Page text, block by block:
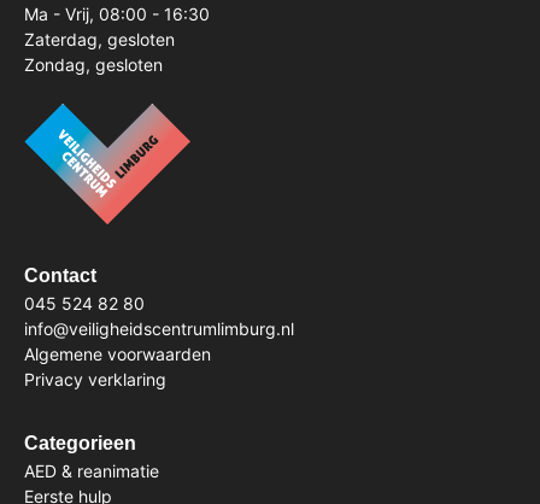
Ma - Vrij, 08:00 - 16:30
Zaterdag, gesloten
Zondag, gesloten
Contact
045 524 82 80
info@veiligheidscentrumlimburg.nl
Algemene voorwaarden
Privacy verklaring
Categorieen
AED & reanimatie
Eerste hulp